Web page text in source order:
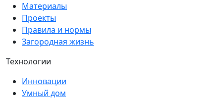
Материалы
Проекты
Правила и нормы
Загородная жизнь
Технологии
Инновации
Умный дом